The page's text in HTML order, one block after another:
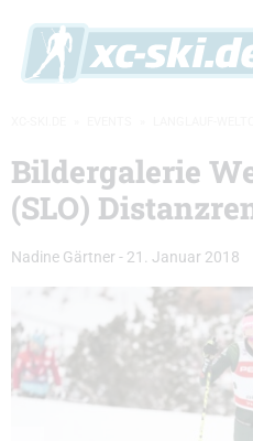
Bildergalerie
(SLO)
Nadine Gärtner - 21. Januar 2018